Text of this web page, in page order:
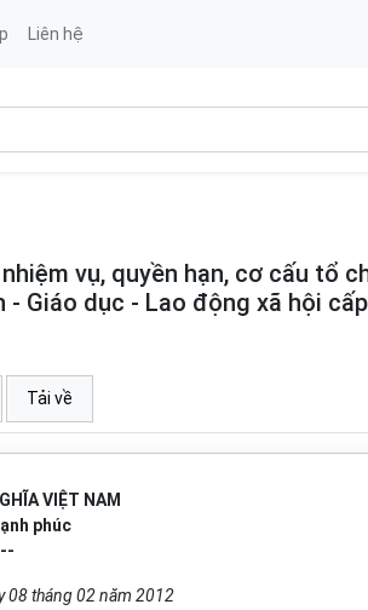
Liên hệ
vụ, quyền hạn, cơ cấu tổ
- Giáo dục - Lao động xã hội cấp
Tải về
VIỆT NAM
phúc
08 tháng 02 năm 2012